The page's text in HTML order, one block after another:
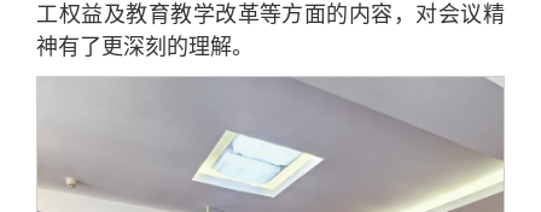
工权益及教育教学改革等方面的内容，对会议精
神有了更深刻的理解。